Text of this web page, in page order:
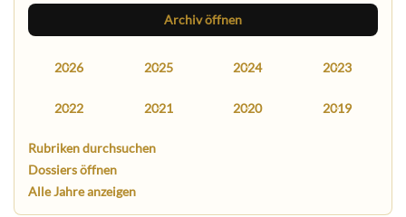
Archiv öffnen
2026 2025 2024 2023
2022 2021 2020 2019
Rubriken durchsuchen
Dossiers öffnen
Alle Jahre anzeigen